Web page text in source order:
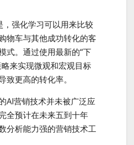
，强化学习可以用来比较
物车与其他成功转化的客
式。通过使用最新的“下
来实现微观和宏观目标
致更高的转化率。
AI营销技术并未被广泛应
全预计在未来五到十年
分析能力强的营销技术工